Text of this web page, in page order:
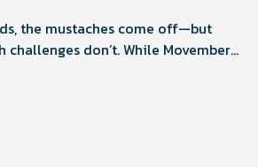
the mustaches come off—but
challenges don’t. While Movember
the real impact happens in
the year. Here's what actually